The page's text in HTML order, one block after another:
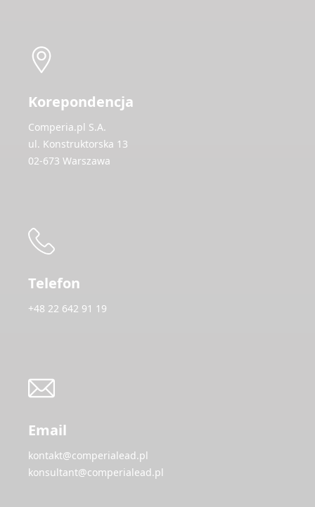
Korepondencja
Comperia.pl S.A.
ul. Konstruktorska 13
02-673 Warszawa
Telefon
+48 22 642 91 19
Email
kontakt@comperialead.pl
konsultant@comperialead.pl